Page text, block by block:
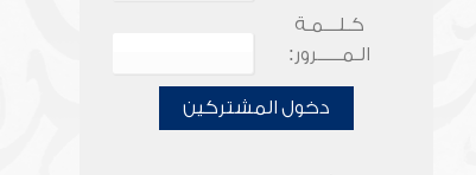
كـلـــمـة
الـمـــــرور:
دخول المشتركين